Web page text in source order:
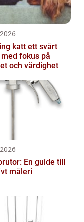
ett svårt
fokus på
och värdighet
En guide till
måleri